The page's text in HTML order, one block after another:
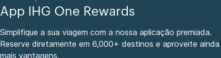
App IHG One Rewards
Simplifique a sua viagem com a nossa aplicação premiada.
Reserve diretamente em 6,000+ destinos e aproveite ainda
mais vantagens.